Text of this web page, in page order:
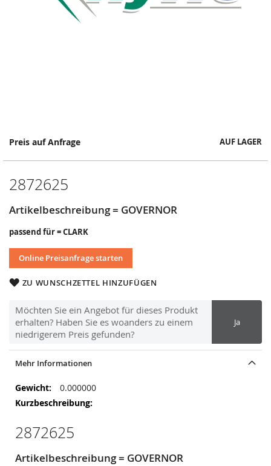
Preis auf Anfrage AUF LAGER
2872625
Artikelbeschreibung = GOVERNOR
passend für = CLARK
Online Preisanfrage starten
ZU WUNSCHZETTEL HINZUFÜGEN
Möchten Sie ein Angebot für dieses Produkt
erhalten? Haben Sie es woanders zu einem
niedrigerem Preis gefunden?
Ja
Springe
Anfang
Bildergalerie
Mehr Informationen
Mehr
Informationen
0.000000
2872625
Artikelbeschreibung = GOVERNOR